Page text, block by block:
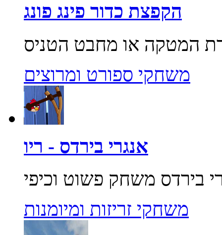
הקפצת כדור פינג פונג
משחקי ספורט ומרוצים
אנגרי בירדס - ריו
משחקי זריזות ומיומנות